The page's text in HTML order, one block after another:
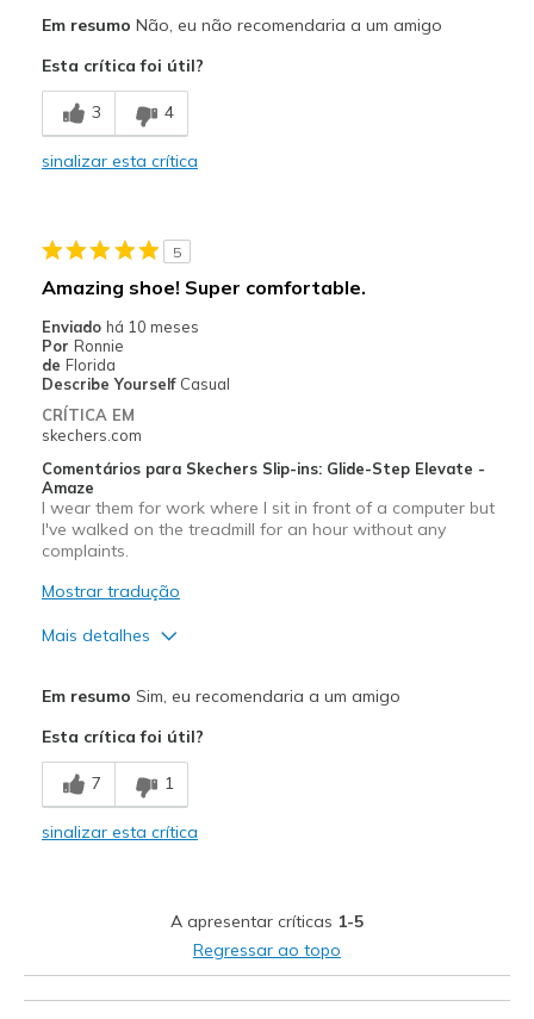
Width
Sizing
View On Shoes
I'm Really Into Shoes
Em resumo Não, eu não recomendaria a um amigo
Esta crítica foi útil?
3 4
sinalizar esta crítica
5
Amazing shoe! Super comfortable.
Enviado há 10 meses
Por Ronnie
de Florida
Describe Yourself Casual
CRÍTICA EM
skechers.com
Comentários para Skechers Slip-ins: Glide-Step Elevate -
Amaze
I wear them for work where I sit in front of a computer but
I've walked on the treadmill for an hour without any
complaints.
Mostrar tradução
Mais detalhes
Durable
Stylish
Em resumo Sim, eu recomendaria a um amigo
Esta crítica foi útil?
7 1
sinalizar esta crítica
A apresentar críticas 1-5
Regressar ao topo